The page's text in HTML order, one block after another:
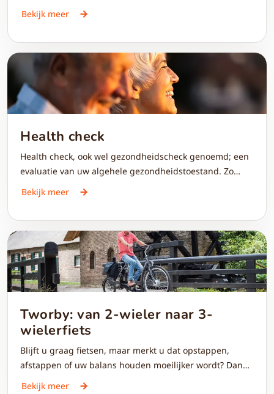
Optisport. Op een groot aantal locaties wordt een
unieke combinatie van fitness, zwemmen en
locatie, maar één ding is zeker: u wordt er fitter van.
Bekijk meer
Health check
Health check, ook wel gezondheidscheck genoemd; een
evaluatie van uw algehele gezondheidstoestand. Zo
kunt u vroegtijdig mogelijke gezondheidsproblemen
opsporen, wordt het risico op ziekten beoordeeld en
van zekerheid...
Bekijk meer
Tworby: van 2-wieler naar 3-
wielerfiets
Blijft u graag fietsen, maar merkt u dat opstappen,
afstappen of uw balans houden moeilijker wordt? Dan
wilt u waarschijnlijk vooral één ding: veilig en
Bekijk meer